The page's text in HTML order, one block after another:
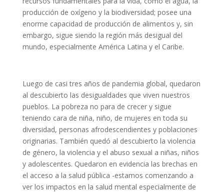
producción de oxígeno y la biodiversidad; posee una
enorme capacidad de producción de alimentos y, sin
embargo, sigue siendo la región más desigual del
mundo, especialmente América Latina y el Caribe.
Luego de casi tres años de pandemia global, quedaron
al descubierto las desigualdades que viven nuestros
pueblos. La pobreza no para de crecer y sigue
teniendo cara de niña, niño, de mujeres en toda su
diversidad, personas afrodescendientes y poblaciones
originarias. También quedó al descubierto la violencia
de género, la violencia y el abuso sexual a niñas, niños
y adolescentes. Quedaron en evidencia las brechas en
el acceso a la salud pública -estamos comenzando a
ver los impactos en la salud mental especialmente de
Treballa amb nosaltres